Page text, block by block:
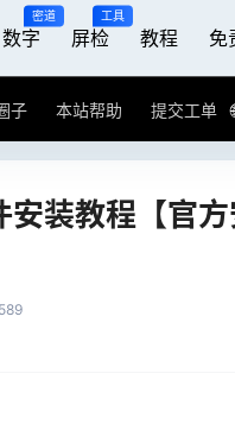
数字
密道
屏检
工具
教程 免
子 本站帮助 提交工单
装教程【官
589